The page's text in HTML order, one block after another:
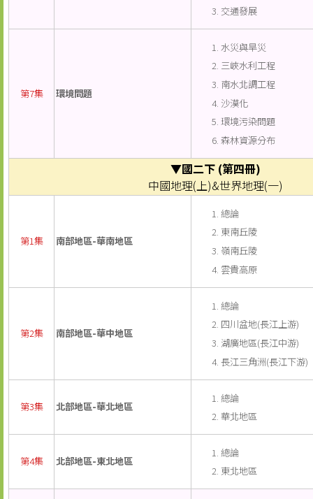
交通發展
第7集 環境問題
水災與旱災
三峽水利工程
南水北調工程
沙漠化
環境污染問題
森林資源分布
▼國二下 (第四冊)
中國地理(上)&世界地理(一)
第1集 南部地區-華南地區
總論
東南丘陵
嶺南丘陵
雲貴高原
第2集 南部地區-華中地區
總論
四川盆地(長江上游)
湖廣地區(長江中游)
長江三角洲(長江下游)
第3集 北部地區-華北地區
總論
華北地區
第4集 北部地區-東北地區
總論
東北地區